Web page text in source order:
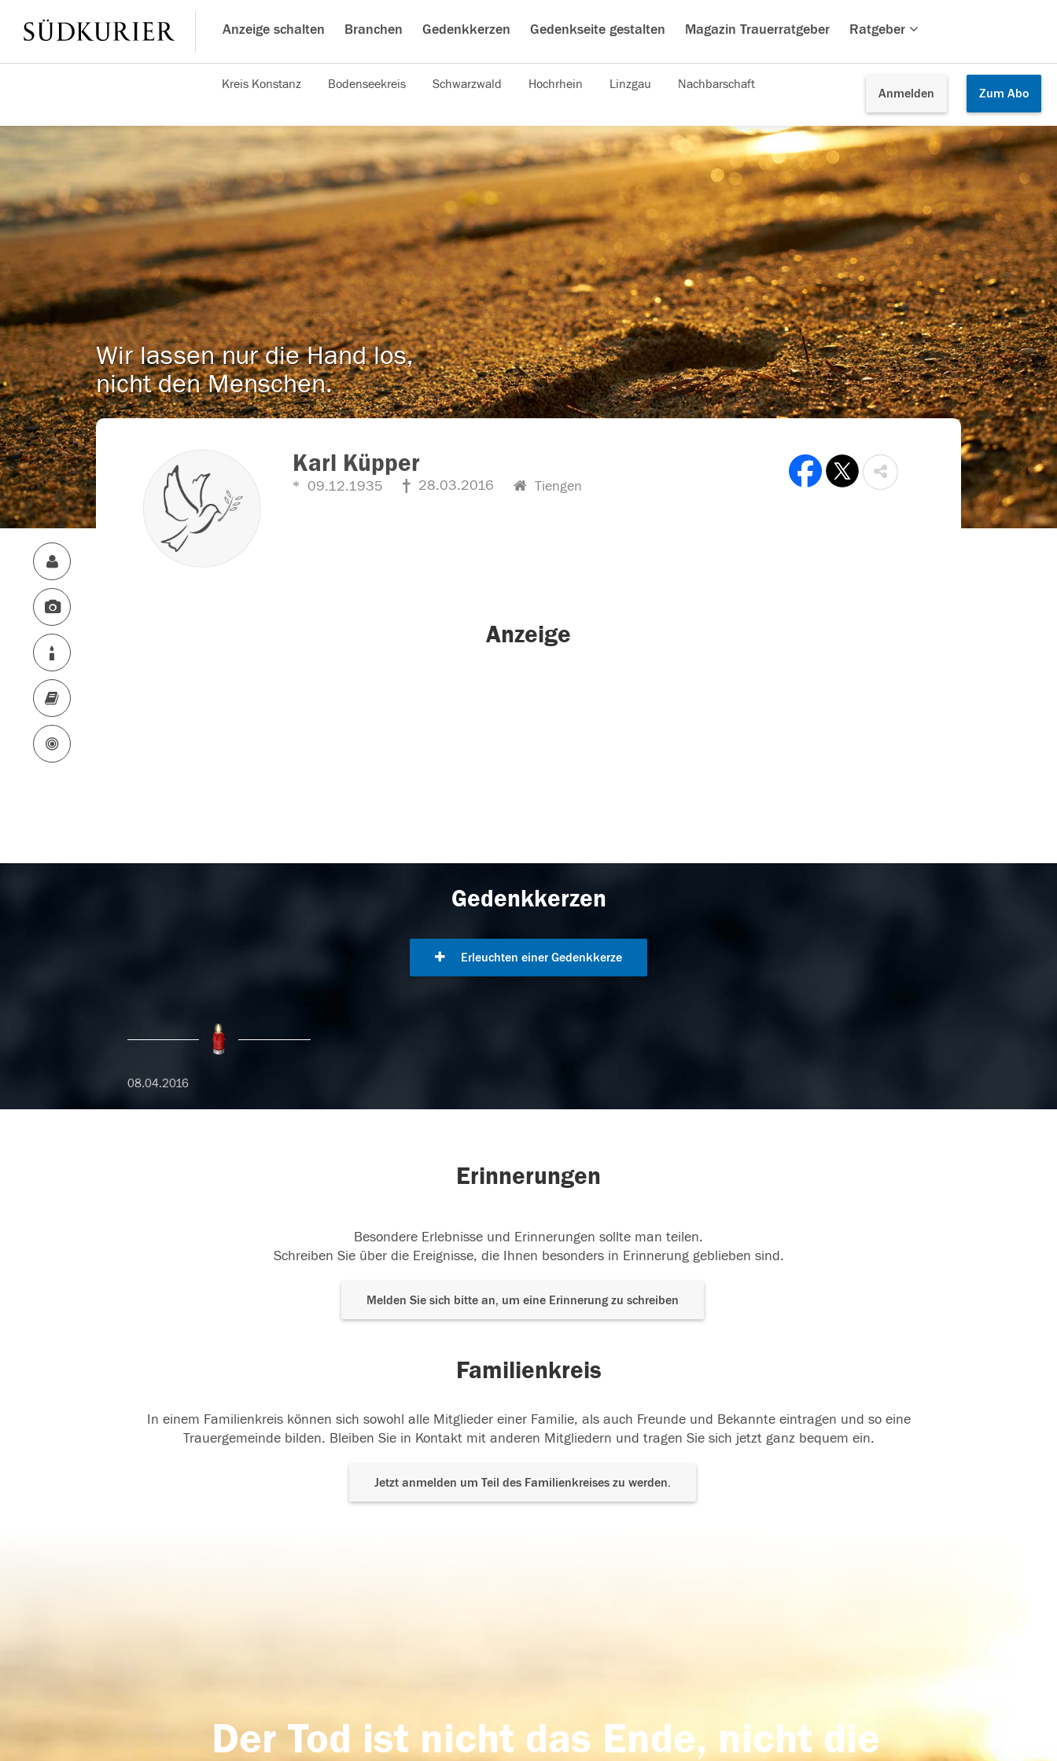
Anzeige schalten Branchen Gedenkkerzen Gedenkseite gestalten Magazin Trauerratgeber Ratgeber
Anmelden Zum Abo
Kreis Konstanz Bodenseekreis Schwarzwald Hochrhein Linzgau Nachbarschaft
Wir lassen nur die Hand los,
nicht den Menschen.
Karl Küpper
09.12.1935 28.03.2016 Tiengen
Anzeige
Gedenkkerzen
Erleuchten einer Gedenkkerze
08.04.2016
Erinnerungen
Besondere Erlebnisse und Erinnerungen sollte man teilen.
Schreiben Sie über die Ereignisse, die Ihnen besonders in Erinnerung geblieben sind.
Melden Sie sich bitte an, um eine Erinnerung zu schreiben
Familienkreis
In einem Familienkreis können sich sowohl alle Mitglieder einer Familie, als auch Freunde und Bekannte eintragen und so eine
Trauergemeinde bilden. Bleiben Sie in Kontakt mit anderen Mitgliedern und tragen Sie sich jetzt ganz bequem ein.
Jetzt anmelden um Teil des Familienkreises zu werden.
Der Tod ist nicht das Ende, nicht die